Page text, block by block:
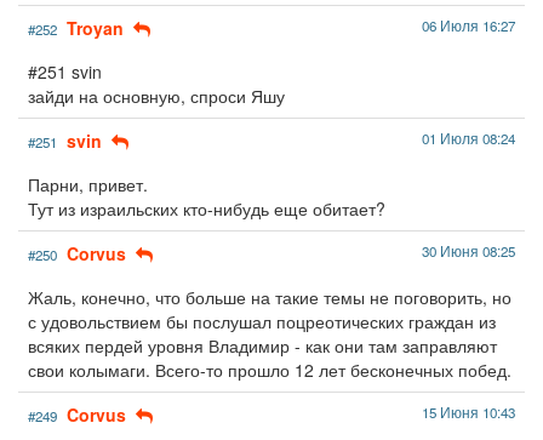
#252 Troyan 06 Июля 16:27
#251 svin
зайди на основную, спроси Яшу
#251 svin 01 Июля 08:24
Парни, привет.
Тут из израильских кто-нибудь еще обитает?
#250 Corvus 30 Июня 08:25
Жаль, конечно, что больше на такие темы не поговорить, но
с удовольствием бы послушал поцреотических граждан из
всяких пердей уровня Владимир - как они там заправляют
свои колымаги. Всего-то прошло 12 лет бесконечных побед.
#249 Corvus 15 Июня 10:43